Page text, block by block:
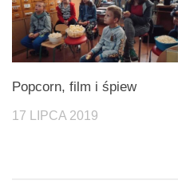
Popcorn, film i śpiew
17 LIPCA 2019